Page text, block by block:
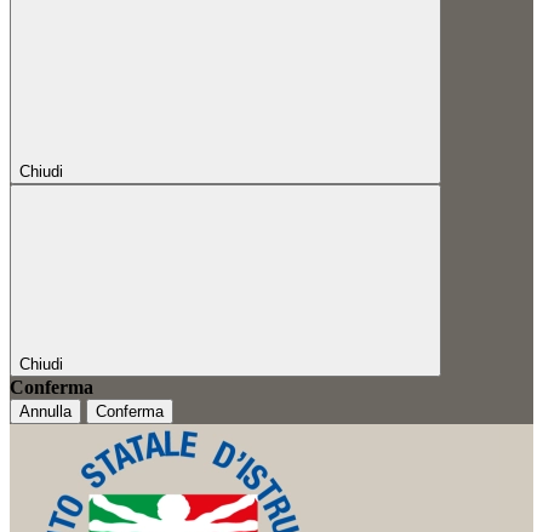
Chiudi
Chiudi
Conferma
Annulla Conferma